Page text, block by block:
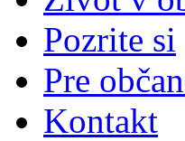
Pozrite si
Pre
Kontakt